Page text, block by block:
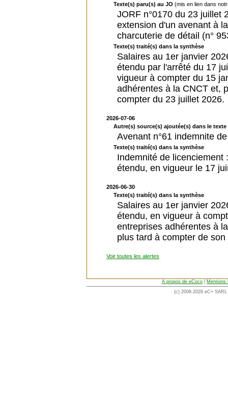
Texte(s) paru(s) au JO (mis en lien dans
JORF n°0170 du 23 juillet
extension d'un avenant à
charcuterie de détail (n°
Texte(s) traité(s) dans la synthèse
Salaires au 1er janvier
étendu par l'arrêté du 17
vigueur à compter du 15
adhérentes à la CNCT et,
compter du 23 juillet 2026.
2026-07-06
Autre(s) source(s) ajoutée(s) dans le
Avenant n°61 indemnite
Texte(s) traité(s) dans la synthèse
Indemnité de licenciement
étendu, en vigueur le 17
2026-06-30
Texte(s) traité(s) dans la synthèse
Salaires au 1er janvier
étendu, en vigueur à
entreprises adhérentes à
plus tard à compter de
Voir toutes les alertes
A propos de eCoco
Mentions
(c) 2006-2026 eC+